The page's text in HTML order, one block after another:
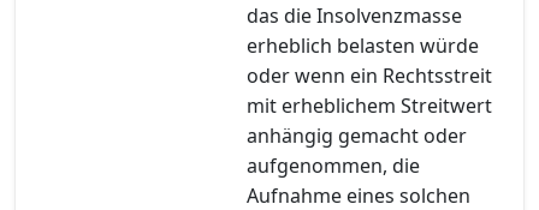
das die Insolvenzmasse
erheblich belasten würde
oder wenn ein Rechtsstreit
mit erheblichem Streitwert
anhängig gemacht oder
aufgenommen, die
Aufnahme eines solchen